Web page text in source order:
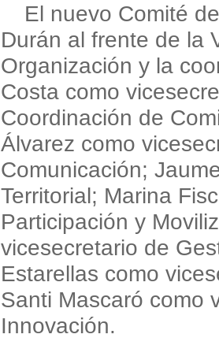
El nuevo Comité
Durán al frente de la
Organización y la
Costa como
Coordinación de
Álvarez como
Comunicación;
Territorial; Marina
Participación y
vicesecretario de
Estarellas como
Santi Mascaró como
Innovación.